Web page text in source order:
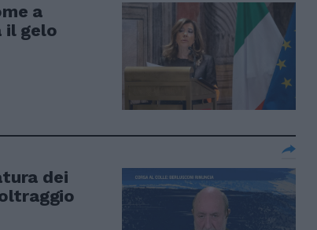
a
il gelo
dei